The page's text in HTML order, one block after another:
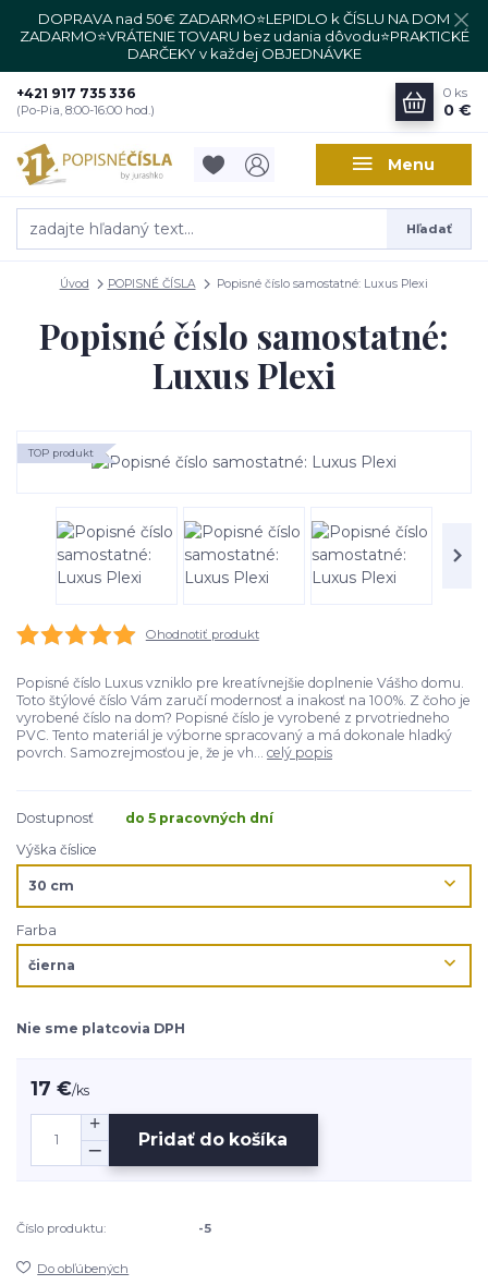
DOPRAVA nad 50€ ZADARMO⭐LEPIDLO k ČÍSLU NA DOM
ZADARMO⭐VRÁTENIE TOVARU bez udania dôvodu⭐PRAKTICKÉ
DARČEKY v každej OBJEDNÁVKE
Menu
Hľadať
+421 917 735 336
(Po-Pia, 8:00-16:00 hod.)
0 ks
0 €
Úvod POPISNÉ ČÍSLA Popisné číslo samostatné: Luxus Plexi
Popisné číslo samostatné:
Luxus Plexi
TOP produkt
Ohodnotiť produkt
Popisné číslo Luxus vzniklo pre kreatívnejšie doplnenie Vášho domu.
Toto štýlové číslo Vám zaručí modernosť a inakosť na 100%. Z čoho je
vyrobené číslo na dom? Popisné číslo je vyrobené z prvotriedneho
PVC. Tento materiál je výborne spracovaný a má dokonale hladký
povrch. Samozrejmosťou je, že je vh... celý popis
Dostupnosť
do 5 pracovných dní
Výška číslice
Farba
Nie sme platcovia DPH
17 €/ks
Pridať do košíka
Číslo produktu: -5
Do obľúbených